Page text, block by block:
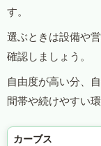
す。
選ぶときは設備や
確認しましょう。
自由度が高い分、
間帯や続けやすい
カーブス